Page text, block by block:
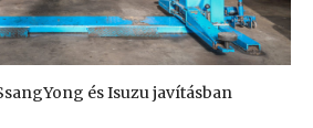
és Isuzu javításban